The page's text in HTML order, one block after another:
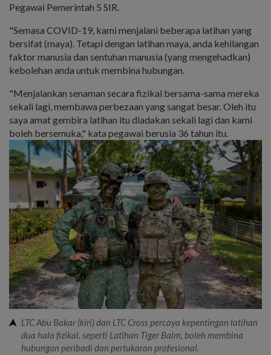
Pegawai Pemerintah 5 SIR.
"Semasa COVID-19, kami menjalani beberapa latihan yang
bersifat (maya). Tetapi dengan latihan maya, anda kehilangan
faktor manusia dan sentuhan manusia (yang mengehadkan)
kebolehan anda untuk membina hubungan.
"Menjalankan senaman secara fizikal bersama-sama mereka
sekali lagi, membawa perbezaan yang sangat besar. Oleh itu
saya amat gembira latihan itu diadakan sekali lagi dan kami
boleh bersemuka," kata pegawai berusia 36 tahun itu.
LTC Abu Bakar (kiri) dan LTC Cross percaya kepentingan latihan
dua hala fizikal, seperti Latihan Tiger Balm, boleh membina
hubungan peribadi dan pertukaran profesional.